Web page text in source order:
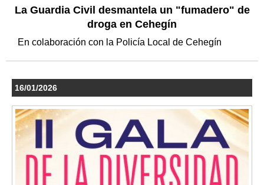
La Guardia Civil desmantela un "fumadero" de
droga en Cehegín
En colaboración con la Policía Local de Cehegín
16/01/2026